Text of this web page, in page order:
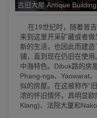
古旧大屋 Antique
在19世纪时，随着普吉
来到这里开采矿藏或者
新的生活，也因此而建
铺，直到现在仍旧在使
中海特色。Dibuk路的房
Phang-nga、Yaowarat
似的房屋。在这被称作“
浓的怀旧情怀。具明显
Klang)、法院大厦和